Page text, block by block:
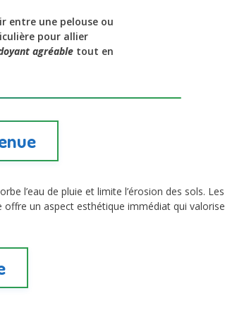
entre une pelouse ou
pour allier
agréable tout en
l’eau de pluie et limite l’érosion des sols. Les
offre un aspect esthétique immédiat qui valorise